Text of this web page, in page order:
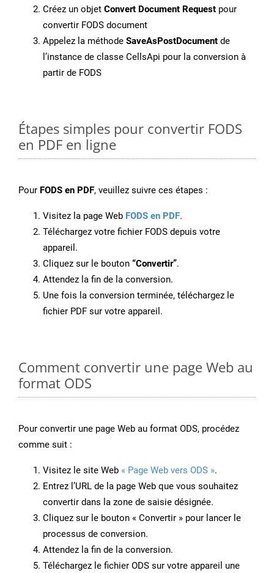
Créez un objet Convert Document Request pour
convertir FODS document
Appelez la méthode SaveAsPostDocument de
l’instance de classe CellsApi pour la conversion à
partir de FODS
Étapes simples pour convertir FODS
en PDF en ligne
Pour FODS en PDF, veuillez suivre ces étapes :
Visitez la page Web FODS en PDF.
Téléchargez votre fichier FODS depuis votre
appareil.
Cliquez sur le bouton “Convertir”.
Attendez la fin de la conversion.
Une fois la conversion terminée, téléchargez le
fichier PDF sur votre appareil.
Comment convertir une page Web au
format ODS
Pour convertir une page Web au format ODS, procédez
comme suit :
Visitez le site Web « Page Web vers ODS ».
Entrez l’URL de la page Web que vous souhaitez
convertir dans la zone de saisie désignée.
Cliquez sur le bouton « Convertir » pour lancer le
processus de conversion.
Attendez la fin de la conversion.
Téléchargez le fichier ODS sur votre appareil une